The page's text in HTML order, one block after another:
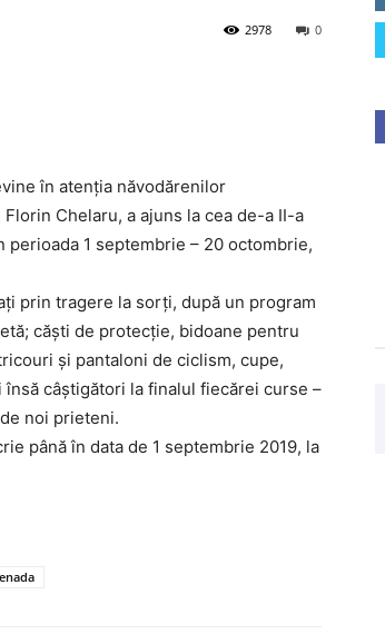
0
2978
în atenția năvodărenilor
Chelaru, a ajuns la cea de-a II-a
1 septembrie – 20 octombrie,
prin tragere la sorți, după un program
căști de protecție, bidoane pentru
și pantaloni de ciclism, cupe,
câștigători la finalul fiecărei curse –
noi prieteni.
până în data de 1 septembrie 2019, la